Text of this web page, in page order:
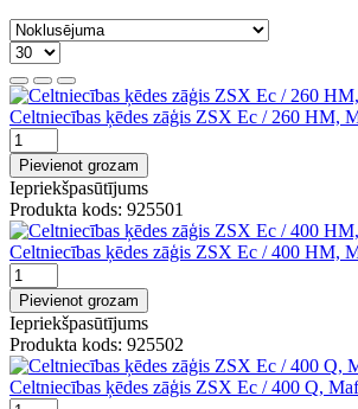
Celtniecības ķēdes zāģis ZSX Ec / 260 HM,
Pievienot grozam
Iepriekšpasūtījums
Produkta kods: 925501
Celtniecības ķēdes zāģis ZSX Ec / 400 HM,
Pievienot grozam
Iepriekšpasūtījums
Produkta kods: 925502
Celtniecības ķēdes zāģis ZSX Ec / 400 Q,